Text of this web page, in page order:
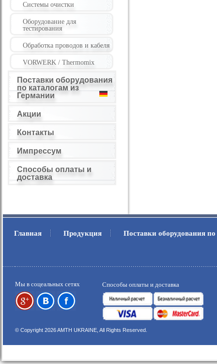
Системы очистки
Оборудование для
тестирования
Обработка проводов и кабеля
VORWERK / Thermomix
Поставки оборудования
по каталогам из
Германии
Акции
Контакты
Импрессум
Способы оплаты и
доставка
Главная . Продукция . Поставки оборудования
Мы в соцеальных сетях Способы оплаты и доставка
© Copyright 2026 AMTH UKRAINE, All Rights Reserved.